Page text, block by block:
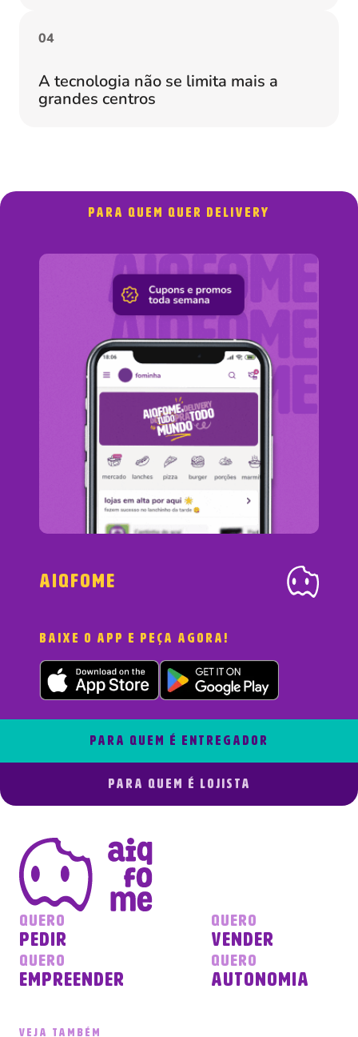
04
A tecnologia não se limita mais a
grandes centros
PARA QUEM quer delivery
Aiqfome
baixe o app e peça agora!
para quem É ENTREGADOR
para quem É LOJISTA
QUERO
PEDIR
QUERO
VENDER
QUERO
empreender
QUERO
autonomia
VEJA TAMBÉM